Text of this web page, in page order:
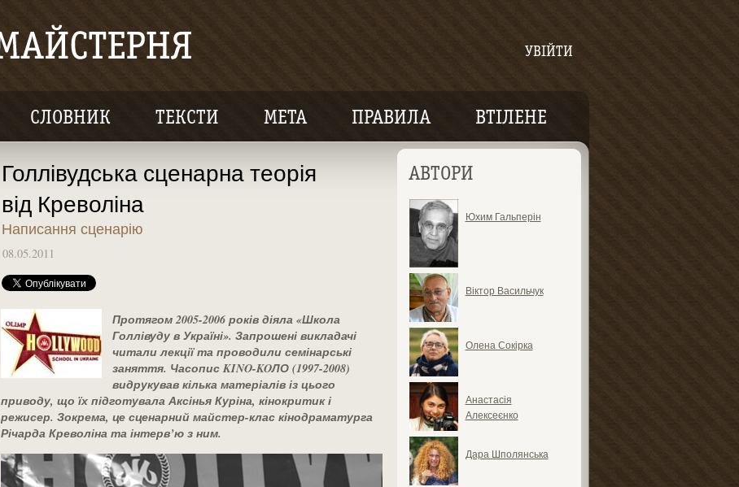
УВІЙТИ
СЛОВНИК ТЕКСТИ МЕТА ПРАВИЛА ВТІЛЕНЕ
АВТОРИ
Юхим Гальперін
Віктор Васильчук
Олена Сокірка
Анастасія
Алексеєнко
Дара Шполянська
Голлівудська сценарна теорія
від Креволіна
Написання сценарію
08.05.2011
Протягом 2005-2006 років діяла «Школа
Голлівуду в Україні». Запрошені викладачі
читали лекції та проводили семінарські
заняття. ЧасописKINO-KOЛО (1997-2008)
видрукував кілька матеріалів із цього
приводу, що їх підготувала Аксінья Куріна, кінокритик і
режисер. Зокрема, це сценарний майстер-клас кінодраматурга
Річарда Креволіна та інтерв’ю з ним.